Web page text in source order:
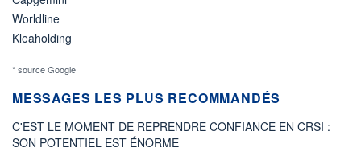
Worldline
Kleaholding
* source Google
MESSAGES LES PLUS RECOMMANDÉS
C'EST LE MOMENT DE REPRENDRE CONFIANCE EN CRSI :
SON POTENTIEL EST ÉNORME